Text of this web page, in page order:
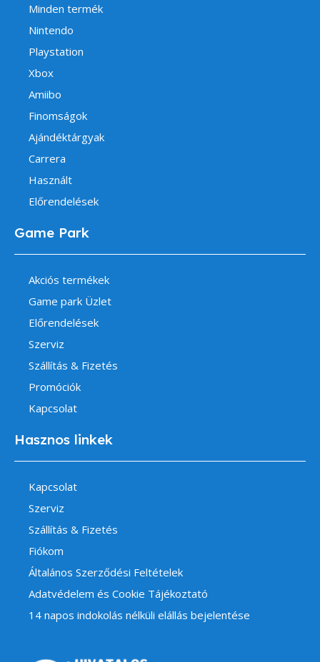
Minden termék
Nintendo
Playstation
Xbox
Amiibo
Finomságok
Ajándéktárgyak
Carrera
Használt
Előrendelések
Game Park
Akciós termékek
Game park Üzlet
Előrendelések
Szerviz
Szállítás & Fizetés
Promóciók
Kapcsolat
Hasznos linkek
Kapcsolat
Szerviz
Szállítás & Fizetés
Fiókom
Általános Szerződési Feltételek
Adatvédelem és Cookie Tájékoztató
14 napos indokolás nélküli elállás bejelentése